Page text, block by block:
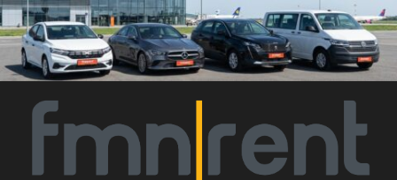
Skip
to
content